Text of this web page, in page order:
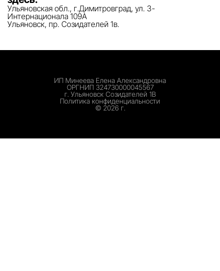
Ульяновская обл., г.Димитровград, ул. 3-
Интернационала 109А
Ульяновск, пр. Созидателей 1в.
ИП Минеева Елена Александровна
ОРГНИП 324730000045567
г. Ульяновск Созидателей 1В
Политика конфиденциальности
©️ 2026 г.